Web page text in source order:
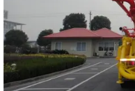
POLITIQUE
DE